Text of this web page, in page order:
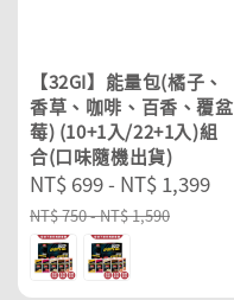
【32GI】能量包(橘子、
香草、咖啡、百香、覆盆
莓) (10+1入/22+1入)組
合(口味隨機出貨)
Sale
price
NT$ 699- NT$ 1,399
NT$ 750-NT$ 1,590